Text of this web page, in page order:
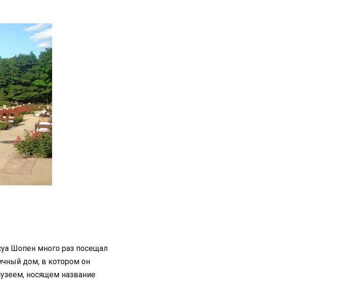
Шопен много раз посещал
дом, в котором он
носящем название